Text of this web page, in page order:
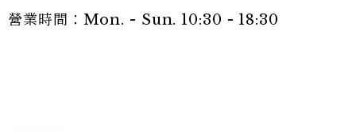
營業時間：Mon. - Sun. 10:30 - 18:30